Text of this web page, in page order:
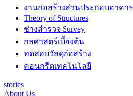
งานก่อสร้างส่วนประกอบอาคาร
Theory of Structures
ช่างสำรวจ Survey
กลศาสตร์เบื้องต้น
ทดสอบวัสดุก่อสร้าง
คอนกรีตเทคโนโลยี
stories
About Us